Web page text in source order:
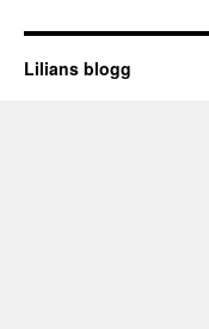
Lilians blogg